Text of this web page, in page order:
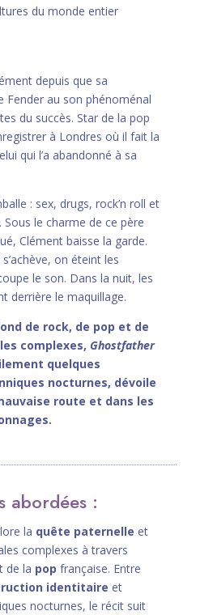
du monde entier
depuis que sa
Fender au son phénoménal
du succès. Star de la pop
à Londres où il fait la
qui l’a abandonné à sa
: sex, drugs, rock’n roll et
Sous le charme de ce père
Clément baisse la garde.
on éteint les
le son. Dans la nuit, les
derrière le maquillage.
de rock, de pop et de
complexes, Ghostfather
quelques
nocturnes, dévoile
route et dans les
abordées :
la quête paternelle et
complexes à travers
de la pop française. Entre
identitaire et
nocturnes, le récit suit